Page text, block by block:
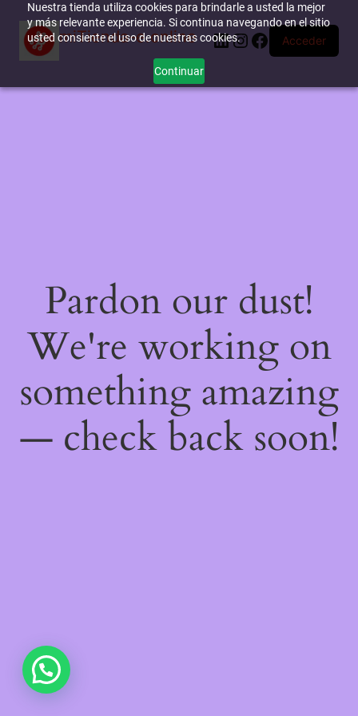
Nuestra tienda utiliza cookies para brindarle a usted la mejor
y más relevante experiencia. Si continua navegando en el sitio
usted consiente el uso de nuestras cookies.
Continuar
miTienda-e.online LinkedIn
Instagram
Facebook
Acceder
Pardon our dust!
We're working on
something amazing
— check back soon!